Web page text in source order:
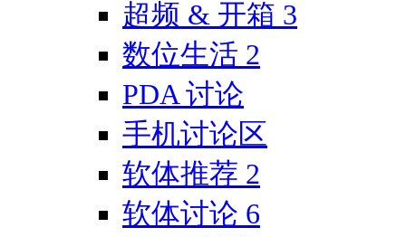
超频 & 开箱 3
数位生活 2
PDA 讨论
手机讨论区
软体推荐 2
软体讨论 6